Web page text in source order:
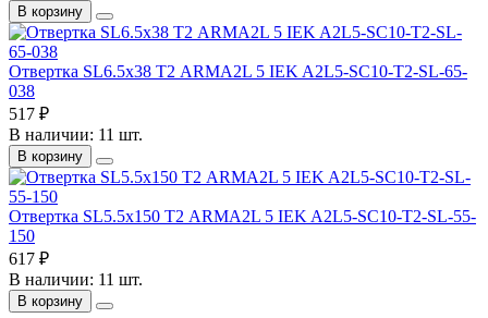
В корзину
Отвертка SL6.5х38 Т2 ARMA2L 5 IEK A2L5-SC10-T2-SL-65-
038
517 ₽
В наличии: 11 шт.
В корзину
Отвертка SL5.5х150 Т2 ARMA2L 5 IEK A2L5-SC10-T2-SL-55-
150
617 ₽
В наличии: 11 шт.
В корзину